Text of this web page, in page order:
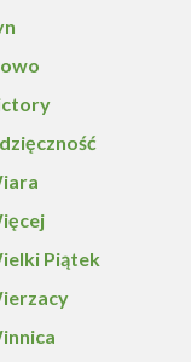
Piątek